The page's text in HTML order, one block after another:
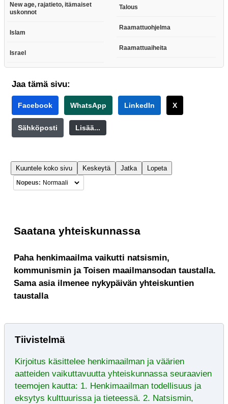
New age, rajatieto, itämaiset
uskonnot
Islam
Israel
Talous
Raamattuohjelma
Raamattuaiheita
Jaa tämä sivu:
Facebook WhatsApp LinkedIn X
Sähköposti Lisää...
Kuuntele koko sivu Keskeytä Jatka Lopeta
Nopeus:
Saatana yhteiskunnassa
Paha henkimaailma vaikutti natsismin,
kommunismin ja Toisen maailmansodan taustalla.
Sama asia ilmenee nykypäivän yhteiskuntien
taustalla
Tiivistelmä
Kirjoitus käsittelee henkimaailman ja väärien
aatteiden vaikuttavuutta yhteiskunnassa seuraavien
teemojen kautta: 1. Henkimaailman todellisuus ja
eksytys kulttuurissa ja tieteessä. 2. Natsismin,